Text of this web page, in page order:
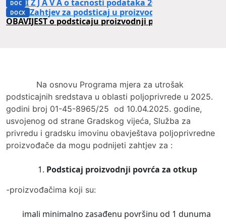
I Z J A V A o tacnosti podataka 2025
Zahtjev za podsticaj u proizvodnji povrca za
OBAVIJEST o podsticaju proizvodnji povrća za otkup
Na osnovu Programa mjera za utrošak
podsticajnih sredstava u oblasti poljoprivrede u 2025.
godini broj 01-45-8965/25 od 10.04.2025. godine,
usvojenog od strane Gradskog vijeća, Služba za
privredu i gradsku imovinu obavještava poljoprivredne
proizvođače da mogu podnijeti zahtjev za :
Podsticaj proizvodnji povrća za otkup
-proizvođačima koji su:
imali minimalno zasađenu površinu od 1 dunuma